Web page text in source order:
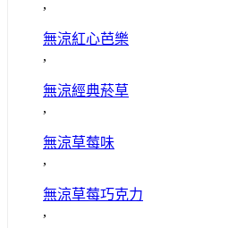
,
無涼紅心芭樂
,
無涼經典菸草
,
無涼草莓味
,
無涼草莓巧克力
,